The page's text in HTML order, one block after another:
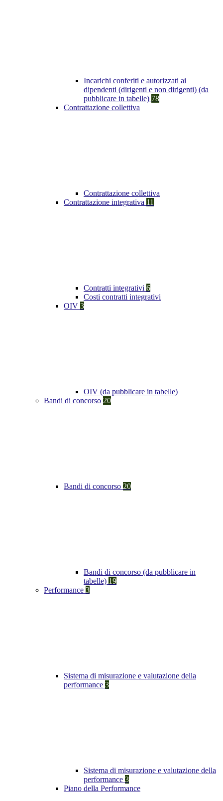
Incarichi conferiti e autorizzati ai
dipendenti (dirigenti e non dirigenti) (da
pubblicare in tabelle) 78
Contrattazione collettiva
Contrattazione collettiva
Contrattazione integrativa 11
Contratti integrativi 6
Costi contratti integrativi
OIV 3
OIV (da pubblicare in tabelle)
Bandi di concorso 20
Bandi di concorso 20
Bandi di concorso (da pubblicare in
tabelle) 19
Performance 3
Sistema di misurazione e valutazione della
performance 3
Sistema di misurazione e valutazione della
performance 3
Piano della Performance